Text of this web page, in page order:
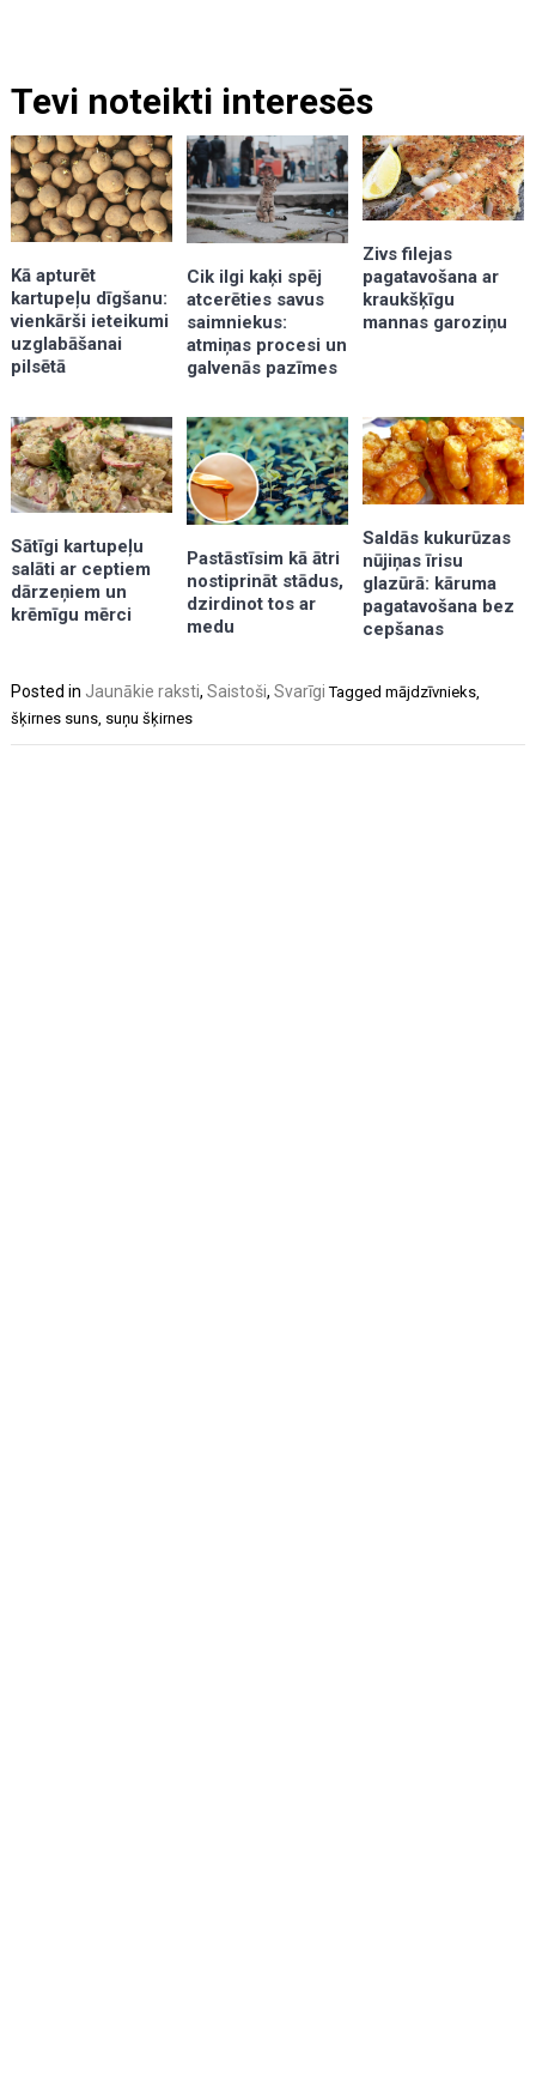
Tevi noteikti interesēs
Kā apturēt
kartupeļu dīgšanu:
vienkārši ieteikumi
uzglabāšanai
pilsētā
Cik ilgi kaķi spēj
atcerēties savus
saimniekus:
atmiņas procesi un
galvenās pazīmes
Zivs filejas
pagatavošana ar
kraukšķīgu
mannas garoziņu
Sātīgi kartupeļu
salāti ar ceptiem
dārzeņiem un
krēmīgu mērci
Pastāstīsim kā ātri
nostiprināt stādus,
dzirdinot tos ar
medu
Saldās kukurūzas
nūjiņas īrisu
glazūrā: kāruma
pagatavošana bez
cepšanas
Posted in Jaunākie raksti,Saistoši,Svarīgi Taggedmājdzīvnieks,
šķirnes suns, suņu šķirnes